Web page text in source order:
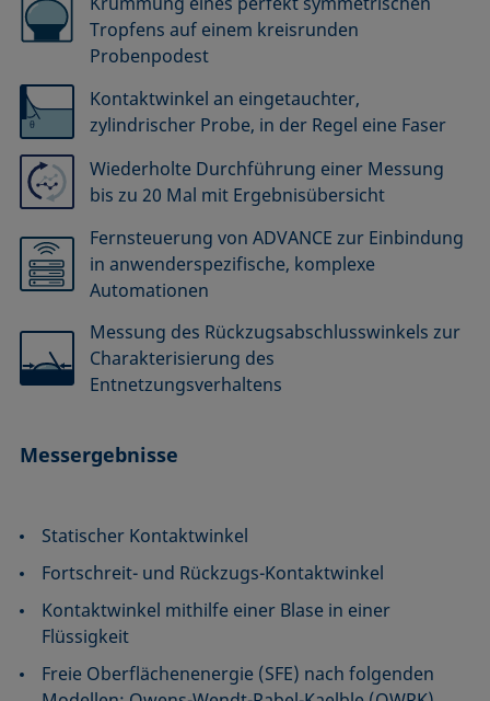
Tropfens auf einem kreisrunden
Probenpodest
Kontaktwinkel an eingetauchter,
zylindrischer Probe, in der Regel eine Faser
Wiederholte Durchführung einer Messung
bis zu 20 Mal mit Ergebnisübersicht
Fernsteuerung von ADVANCE zur Einbindung
in anwenderspezifische, komplexe
Automationen
Messung des Rückzugsabschlusswinkels zur
Charakterisierung des
Entnetzungsverhaltens
Messergebnisse
Statischer Kontaktwinkel
Fortschreit- und Rückzugs-Kontaktwinkel
Kontaktwinkel mithilfe einer Blase in einer
Flüssigkeit
Freie Oberflächenenergie (SFE) nach folgenden